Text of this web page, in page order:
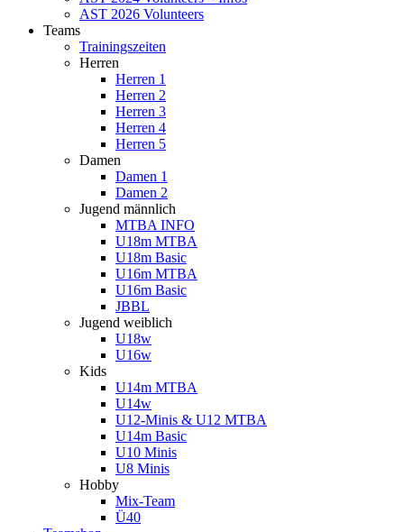
AST 2026 Volunteers
Teams
Trainingszeiten
Herren
Herren 1
Herren 2
Herren 3
Herren 4
Herren 5
Damen
Damen 1
Damen 2
Jugend männlich
MTBA INFO
U18m MTBA
U18m Basic
U16m MTBA
U16m Basic
JBBL
Jugend weiblich
U18w
U16w
Kids
U14m MTBA
U14w
U12-Minis & U12 MTBA
U14m Basic
U10 Minis
U8 Minis
Hobby
Mix-Team
Ü40